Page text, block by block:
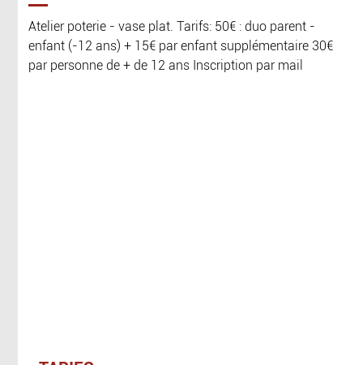
Atelier poterie - vase plat. Tarifs: 50€ : duo parent -
enfant (-12 ans) + 15€ par enfant supplémentaire 30€
par personne de + de 12 ans Inscription par mail